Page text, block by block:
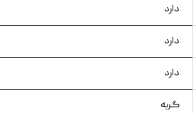
دارد
دارد
دارد
گربه